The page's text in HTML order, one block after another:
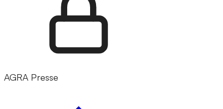
AGRA Presse